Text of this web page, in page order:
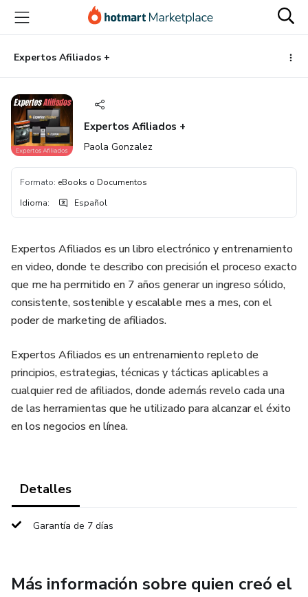
principal
página
de
página
Expertos Afiliados +
Expertos Afiliados +
Paola Gonzalez
Formato: eBooks o Documentos
Idioma: Español
Expertos Afiliados es un libro electrónico y entrenamiento
en video, donde te describo con precisión el proceso exacto
que me ha permitido en 7 años generar un ingreso sólido,
consistente, sostenible y escalable mes a mes, con el
poder de marketing de afiliados.
Expertos Afiliados es un entrenamiento repleto de
principios, estrategias, técnicas y tácticas aplicables a
cualquier red de afiliados, donde además revelo cada una
de las herramientas que he utilizado para alcanzar el éxito
en los negocios en línea.
Detalles
Garantía de 7 días
Más información sobre quien creó el